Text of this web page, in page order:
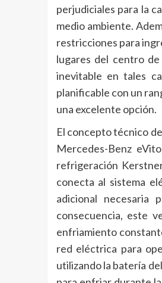
perjudiciales para la
medio ambiente.
restricciones para
lugares del centro
inevitable en tales
planificable con un
una excelente opción.
El concepto técnico
Mercedes-Benz
refrigeración
conecta al sistema
adicional necesaria
consecuencia, este
enfriamiento
red eléctrica para
utilizando la batería